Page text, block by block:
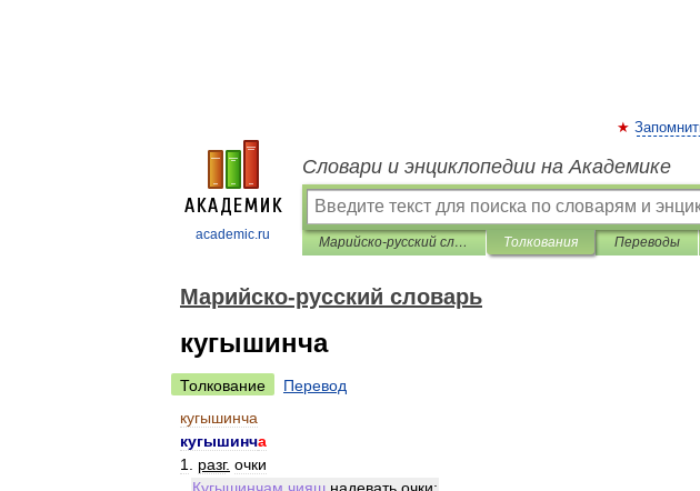
academic.ru
Словари и энциклопедии на Академике
Марийско-русский словарь Толкования Переводы
Марийско-русский словарь
кугышинча
Толкование
Перевод
кугышинча
кугышинча
1
разг. очки